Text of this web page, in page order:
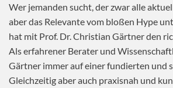
Wer jemanden sucht, der zwar alle
aber das Relevante vom bloßen Hype
hat mit Prof. Dr. Christian Gärtner den
Als erfahrener Berater und
Gärtner immer auf einer fundierten und
Gleichzeitig aber auch praxisnah und